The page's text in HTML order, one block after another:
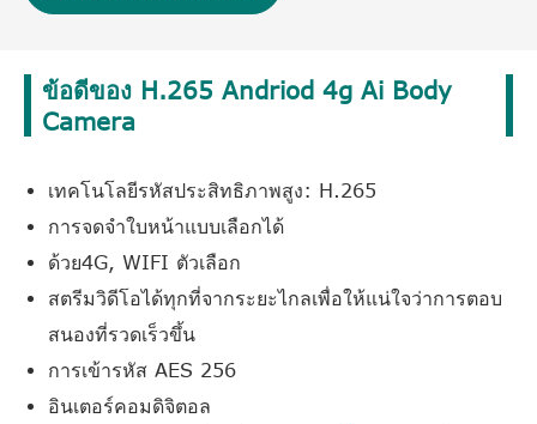
ข้อดีของ H.265 Andriod 4g Ai Body
Camera
เทคโนโลยีรหัสประสิทธิภาพสูง: H.265
การจดจำใบหน้าแบบเลือกได้
ด้วย4G, WIFI ตัวเลือก
สตรีมวิดีโอได้ทุกที่จากระยะไกลเพื่อให้แน่ใจว่าการตอบ
สนองที่รวดเร็วขึ้น
การเข้ารหัส AES 256
อินเตอร์คอมดิจิตอล